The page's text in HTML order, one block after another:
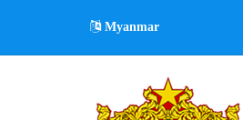
main
Myanmar